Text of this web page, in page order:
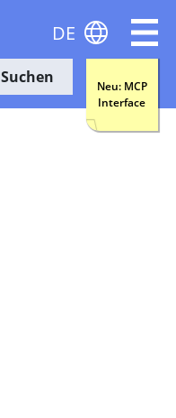
Suchen
Neu: MCP
Interface
DE